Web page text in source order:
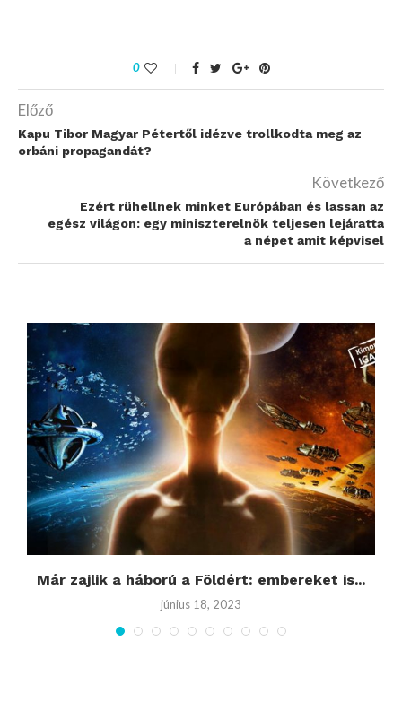
0
Előző
Kapu Tibor Magyar Pétertől idézve trollkodta meg az
orbáni propagandát?
Következő
Ezért rühellnek minket Európában és lassan az
egész világon: egy miniszterelnök teljesen lejáratta
a népet amit képvisel
Már zajlik a háború a Földért: embereket is...
június 18, 2023